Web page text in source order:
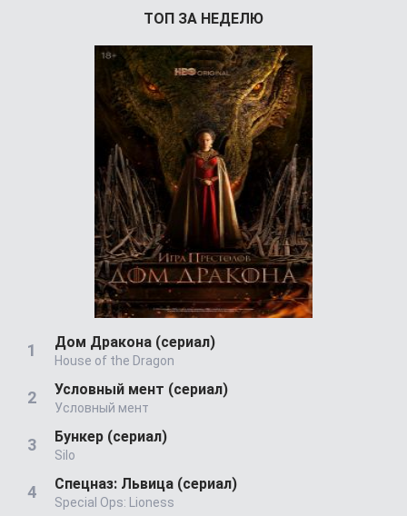
ТОП ЗА НЕДЕЛЮ
Дом Дракона (сериал)
House of the Dragon
Условный мент (сериал)
Условный мент
Бункер (сериал)
Silo
Спецназ: Львица (сериал)
Special Ops: Lioness